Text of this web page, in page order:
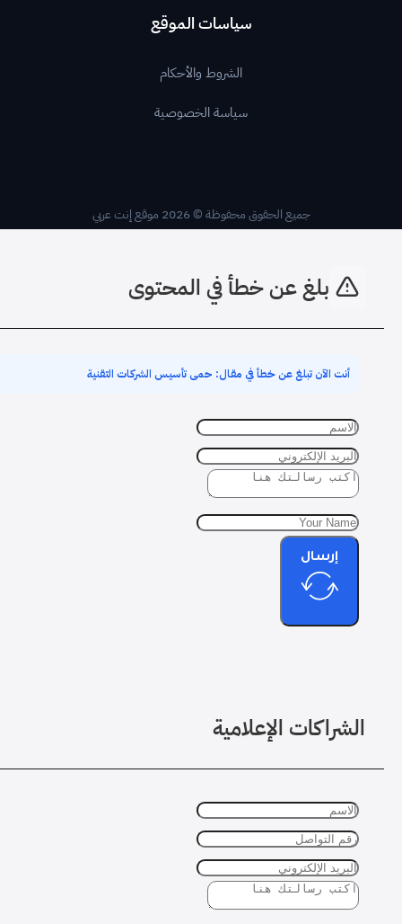
سياسات الموقع
الشروط والأحكام
سياسة الخصوصية
جميع الحقوق محفوظة © 2026 موقع إنت عربي
بلغ عن خطأ في المحتوى
أنت الآن تبلغ عن خطأ في مقال: حمى تأسيس الشركات التقنية
إرسال
الشراكات الإعلامية